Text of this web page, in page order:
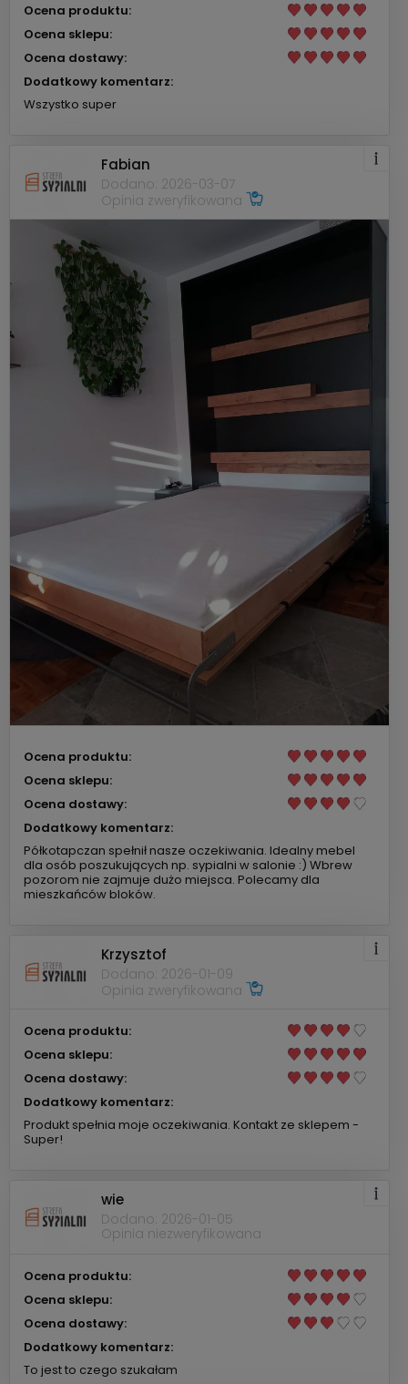
Ocena produktu:
Ocena sklepu:
Ocena dostawy:
Dodatkowy komentarz:
Wszystko super
Fabian
Dodano: 2026-03-07
Opinia zweryfikowana
Ocena produktu:
Ocena sklepu:
Ocena dostawy:
Dodatkowy komentarz:
Półkotapczan spełnił nasze oczekiwania. Idealny mebel
dla osób poszukujących np. sypialni w salonie :) Wbrew
pozorom nie zajmuje dużo miejsca. Polecamy dla
mieszkańców bloków.
Krzysztof
Dodano: 2026-01-09
Opinia zweryfikowana
Ocena produktu:
Ocena sklepu:
Ocena dostawy:
Dodatkowy komentarz:
Produkt spełnia moje oczekiwania. Kontakt ze sklepem -
Super!
wie
Dodano: 2026-01-05
Opinia niezweryfikowana
Ocena produktu:
Ocena sklepu:
Ocena dostawy:
Dodatkowy komentarz:
To jest to czego szukałam